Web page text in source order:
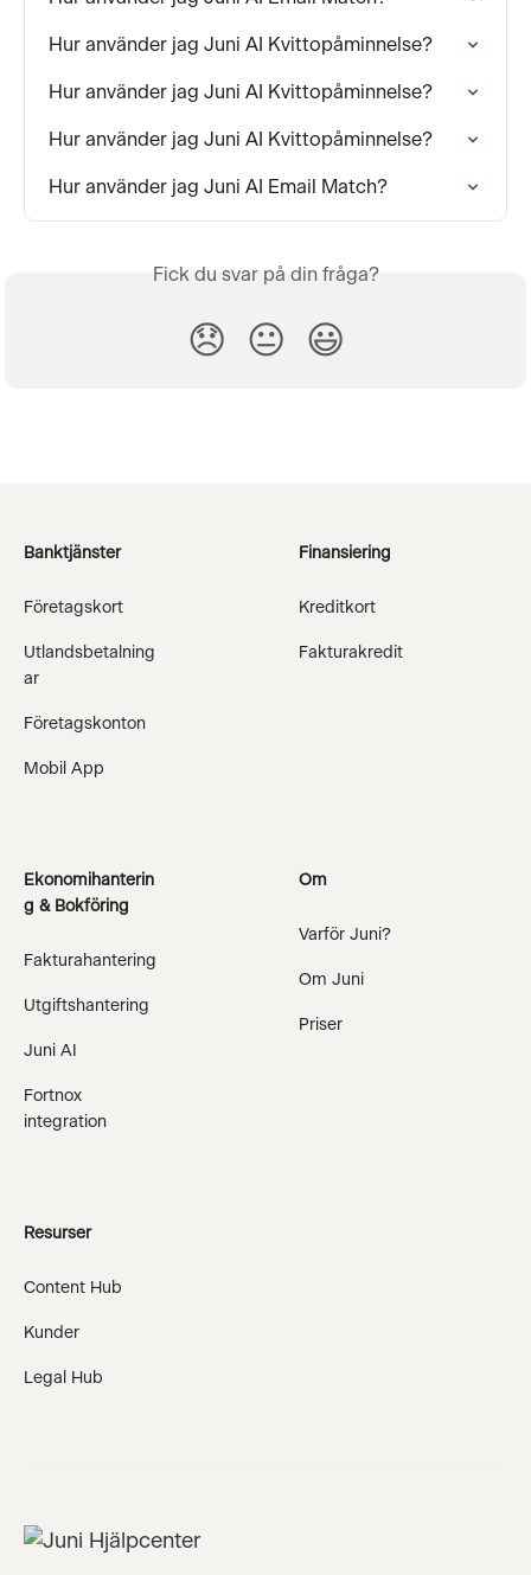
Hur använder jag Juni AI Kvittopåminnelse?
Hur använder jag Juni AI Kvittopåminnelse?
Hur använder jag Juni AI Kvittopåminnelse?
Hur använder jag Juni AI Email Match?
Fick du svar på din fråga?
😞 😐 😃
Banktjänster
Företagskort
Utlandsbetalning
ar
Företagskonton
Mobil App
Finansiering
Kreditkort
Fakturakredit
Ekonomihanterin
g & Bokföring
Fakturahantering
Utgiftshantering
Juni AI
Fortnox
integration
Om
Varför Juni?
Om Juni
Priser
Resurser
Content Hub
Kunder
Legal Hub